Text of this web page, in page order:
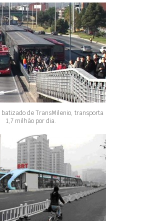
batizado de TransMilenio, transporta
1,7 milhão por dia.